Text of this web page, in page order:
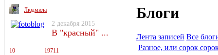
Людмила
2 декабря 2015
В "красный" ...
10 19711
Блоги
Лента записей Все
Разное, или сорок